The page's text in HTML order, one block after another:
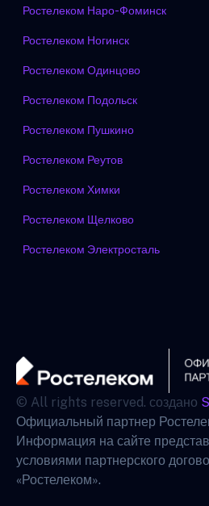
Ростелеком Наро-Фоминск
Ростелеком Ногинск
Ростелеком Одинцово
Ростелеком Подольск
Ростелеком Пушкино
Ростелеком Реутов
Ростелеком Химки
Ростелеком Щелково
Ростелеком Электросталь
© All rights reserved. создано
Официальный партнер
Информация на сайте
условиями партнерского
«Ростелеком».